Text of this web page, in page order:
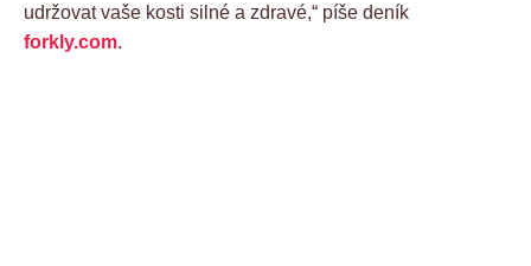
udržovat vaše kosti silné a zdravé,“ píše deník
forkly.com.